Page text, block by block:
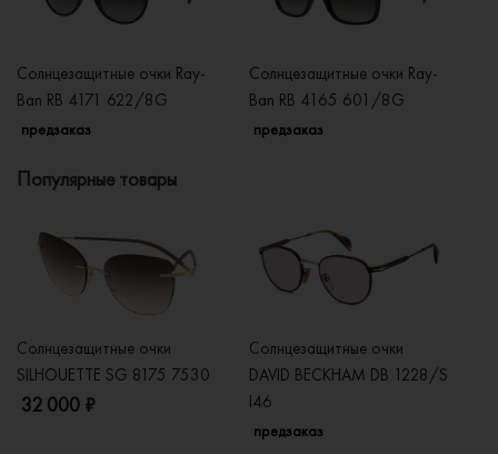
Солнцезащитные очки Ray-
Ban RB 4171 622/8G
предзаказ
Солнцезащитные очки Ray-
Ban RB 4165 601/8G
предзаказ
Популярные товары
Солнцезащитные очки
SILHOUETTE SG 8175 7530
32 000 ₽
Солнцезащитные очки
DAVID BECKHAM DB 1228/S
I46
предзаказ